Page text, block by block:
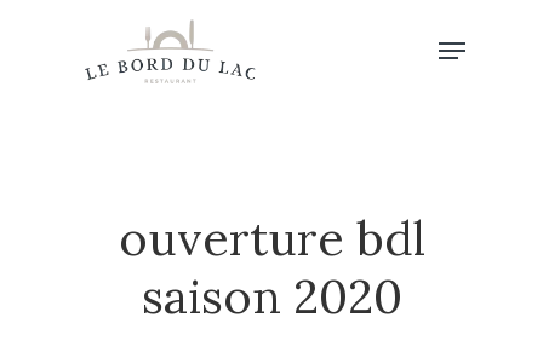
ouverture bdl
saison 2020